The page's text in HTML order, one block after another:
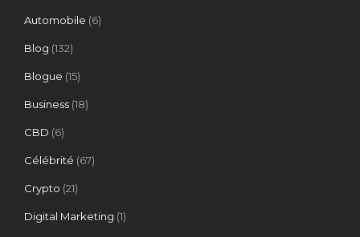
Automobile (6)
Blog (132)
Blogue (15)
Business (18)
CBD (6)
Célébrité (67)
Crypto (21)
Digital Marketing (1)